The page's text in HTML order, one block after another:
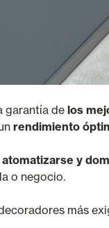
garantía delos
rendimiento
atomatizarse y
o negocio.
más